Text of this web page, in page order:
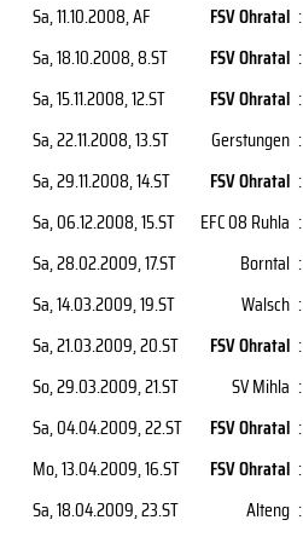
Sa, 11.10.2008, AF FSV Ohratal :
Sa, 18.10.2008, 8.ST FSV Ohratal :
Sa, 15.11.2008, 12.ST FSV Ohratal :
Sa, 22.11.2008, 13.ST Gerstungen :
Sa, 29.11.2008, 14.ST FSV Ohratal :
Sa, 06.12.2008, 15.ST EFC 08 Ruhla :
Sa, 28.02.2009, 17.ST Borntal :
Sa, 14.03.2009, 19.ST Walsch :
Sa, 21.03.2009, 20.ST FSV Ohratal :
So, 29.03.2009, 21.ST SV Mihla :
Sa, 04.04.2009, 22.ST FSV Ohratal :
Mo, 13.04.2009, 16.ST FSV Ohratal :
Sa, 18.04.2009, 23.ST Alteng :